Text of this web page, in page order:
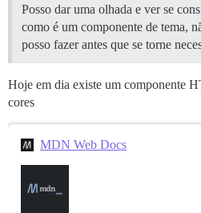
Posso dar uma olhada e ver se
como é um componente de tema,
posso fazer antes que se torne
Hoje em dia existe um componente
cores
MDN Web Docs